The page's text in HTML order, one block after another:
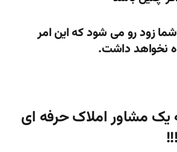
زود رو می شود که این امر
نخواهد داشت.
مشاور املاک حرفه ای